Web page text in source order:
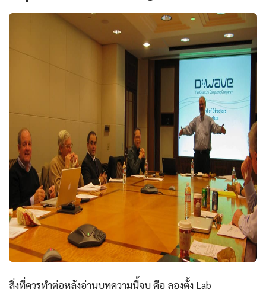
สิ่งที่ควรทำต่อหลังอ่านบทความนี้จบ คือ ลองตั้ง Lab